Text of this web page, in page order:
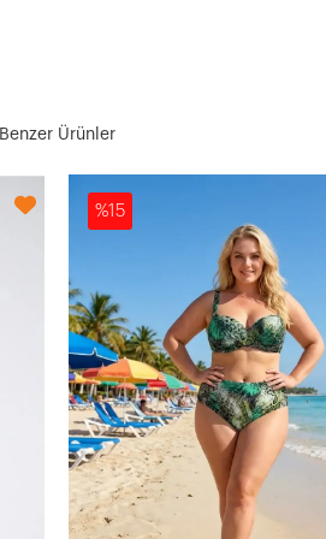
Benzer Ürünler
%15